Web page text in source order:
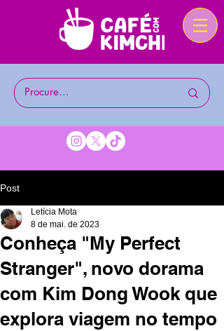
Post
Conheça "My Perfect
Stranger", novo dorama
com Kim Dong Wook que
explora viagem no tempo
Letícia Mota
8 de mai. de 2023